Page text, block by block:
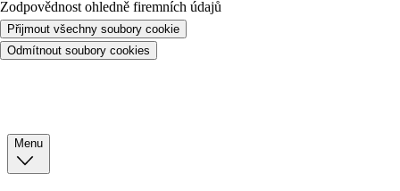
Zodpovědnost ohledně firemních údajů
Přijmout všechny soubory cookie
Odmítnout soubory cookies
Menu